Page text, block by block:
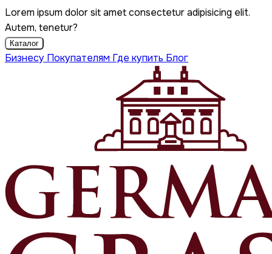
Lorem ipsum dolor sit amet consectetur adipisicing elit.
Autem, tenetur?
Каталог
Бизнесу Покупателям Где купить Блог